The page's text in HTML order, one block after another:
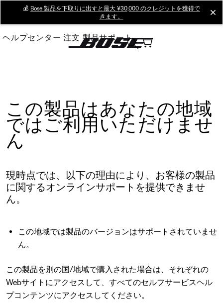
Main
💰 Bose 製品を下取りに出すと最大 ¥30,000 のクレジットを獲得で
きます。
ヘルプセンター 注文 製品サポート
この製品はあなたの地域
ではご利用いただけませ
ん
現時点では、以下の理由により、お客様の製品
に関するオンラインサポートを提供できませ
ん。
この地域では製品のバージョンはサポートされていませ
ん。
この製品を別の国/地域で購入された場合は、それぞれの
Webサイトにアクセスして、すべてのセルフサービスヘル
プコンテンツにアクセスしてください。